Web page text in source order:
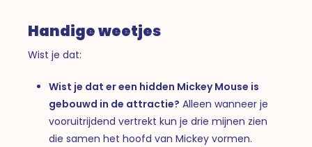
Handige weetjes
Wist je dat:
Wist je dat er een hidden Mickey Mouse is
gebouwd in de attractie? Alleen wanneer je
vooruitrijdend vertrekt kun je drie mijnen zien
die samen het hoofd van Mickey vormen.